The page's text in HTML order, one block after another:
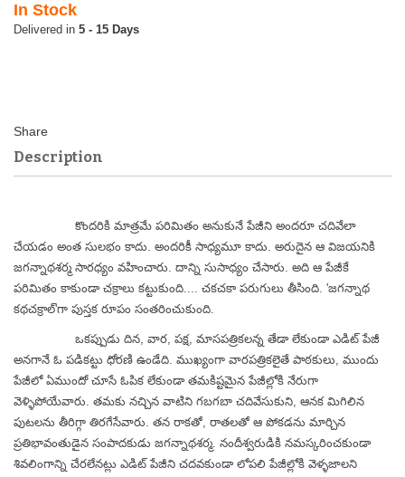
In Stock
5 - 15 Days
Description
కొందరికి మాత్రమే పరిమితం అనుకునే పేజీని అందరూ చదివేలా
చేయడం అంత సులభం కాదు. అందరికీ సాధ్యమూ కాదు. అరుదైన ఆ విజయనికి
జగన్నాథశర్మ సారధ్యం వహించారు. దాన్ని సుసాధ్యం చేసారు. అది ఆ పేజీకే
పరిమితం కాకుండా చక్రాలు కట్టుకుంది.... చకచకా పరుగులు తీసింది. 'జగన్నాథ
కథచక్రాల్'గా పుస్తక రూపం సంతరించుకుంది.
ఒకప్పుడు దిన, వార, పక్ష, మాసపత్రికలన్న తేడా లేకుండా ఎడిట్ పేజీ
అనగానే ఓ పడికట్టు ధోరణి ఉండేది. ముఖ్యంగా వారపత్రికలైతే పాఠకులు, ముందు
పేజీలో ఏముందో చూసే ఓపిక లేకుండా తమకిష్టమైన పేజీల్లోకి నేరుగా
వెళ్ళిపోయేవారు. తమకు నచ్చిన వాటిని గబగబా చదివేసుకుని, ఆనక మిగిలిన
పుటలను తీరిగ్గా తిరగేసేవారు. తన రాకతో, రాతలతో ఆ పోకడను మార్చిన
ప్రతిభావంతుడైన సంపాదకుడు జగన్నాథశర్మ. నందీశ్వరుడికి నమస్కరించకుండా
శివలింగాన్ని చేరలేనట్లు ఎడిట్ పేజీని చదవకుండా లోపలి పేజీల్లోకి వెళ్ళజాలని